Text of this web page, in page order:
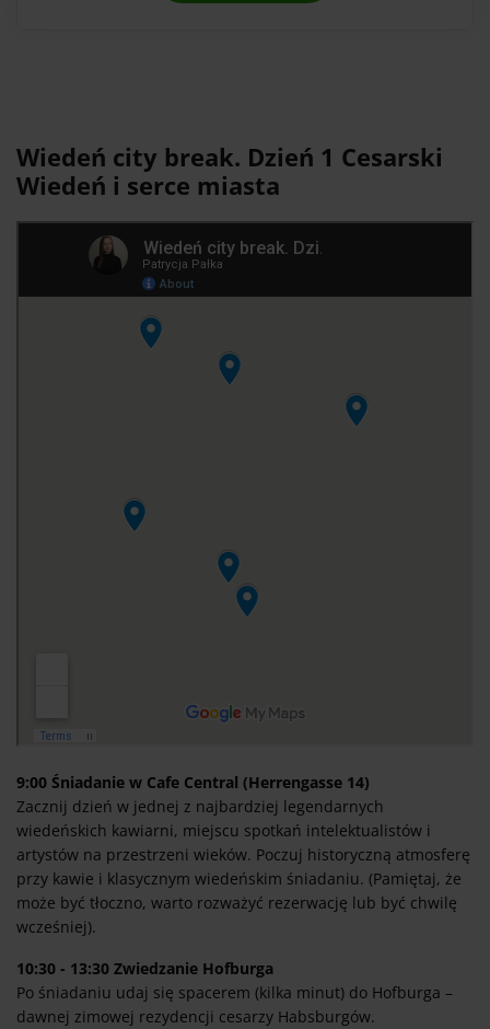
Wiedeń city break. Dzień 1 Cesarski
Wiedeń i serce miasta
9:00 Śniadanie w Cafe Central (Herrengasse 14)
Zacznij dzień w jednej z najbardziej legendarnych
wiedeńskich kawiarni, miejscu spotkań intelektualistów i
artystów na przestrzeni wieków. Poczuj historyczną atmosferę
przy kawie i klasycznym wiedeńskim śniadaniu. (Pamiętaj, że
może być tłoczno, warto rozważyć rezerwację lub być chwilę
wcześniej).
10:30 - 13:30 Zwiedzanie Hofburga
Po śniadaniu udaj się spacerem (kilka minut) do Hofburga –
dawnej zimowej rezydencji cesarzy Habsburgów.